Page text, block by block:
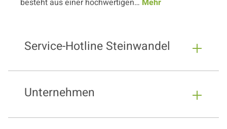
besteht aus einer hochwertigen… Mehr
Service-Hotline Steinwandel
Unternehmen